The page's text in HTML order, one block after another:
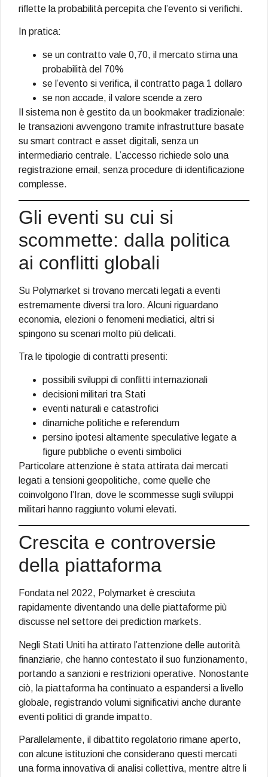
riflette la probabilità percepita che l’evento si verifichi.
In pratica:
se un contratto vale 0,70, il mercato stima una
probabilità del 70%
se l’evento si verifica, il contratto paga 1 dollaro
se non accade, il valore scende a zero
Il sistema non è gestito da un bookmaker tradizionale:
le transazioni avvengono tramite infrastrutture basate
su smart contract e asset digitali, senza un
intermediario centrale. L’accesso richiede solo una
registrazione email, senza procedure di identificazione
complesse.
Gli eventi su cui si
scommette: dalla politica
ai conflitti globali
Su Polymarket si trovano mercati legati a eventi
estremamente diversi tra loro. Alcuni riguardano
economia, elezioni o fenomeni mediatici, altri si
spingono su scenari molto più delicati.
Tra le tipologie di contratti presenti:
possibili sviluppi di conflitti internazionali
decisioni militari tra Stati
eventi naturali e catastrofici
dinamiche politiche e referendum
persino ipotesi altamente speculative legate a
figure pubbliche o eventi simbolici
Particolare attenzione è stata attirata dai mercati
legati a tensioni geopolitiche, come quelle che
coinvolgono l’Iran, dove le scommesse sugli sviluppi
militari hanno raggiunto volumi elevati.
Crescita e controversie
della piattaforma
Fondata nel 2022, Polymarket è cresciuta
rapidamente diventando una delle piattaforme più
discusse nel settore dei prediction markets.
Negli Stati Uniti ha attirato l’attenzione delle autorità
finanziarie, che hanno contestato il suo funzionamento,
portando a sanzioni e restrizioni operative. Nonostante
ciò, la piattaforma ha continuato a espandersi a livello
globale, registrando volumi significativi anche durante
eventi politici di grande impatto.
Parallelamente, il dibattito regolatorio rimane aperto,
con alcune istituzioni che considerano questi mercati
una forma innovativa di analisi collettiva, mentre altre li